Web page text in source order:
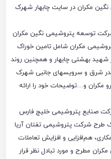
مکران در سایت چابهار شهرک
توسعه پتروشیمی نگین مکران
مکران شامل تامین خوراک
شهید بهشتی چابهار و همچنین روند
شرق و سرویسهای جانبی شهرک
مکران و…توضیحات خود را ارائه
صنایع پتروشیمی خلیج فارس
طرح شرکت پتروشیمی تفتان آریا
هم‌افزایی و افزایش تعاملات
مطرح و مورد تبادل نظر قرار